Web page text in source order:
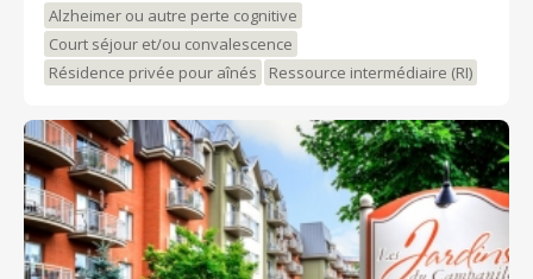
Alzheimer ou autre perte cognitive
Court séjour et/ou convalescence
Résidence privée pour aînés
Ressource intermédiaire (RI)